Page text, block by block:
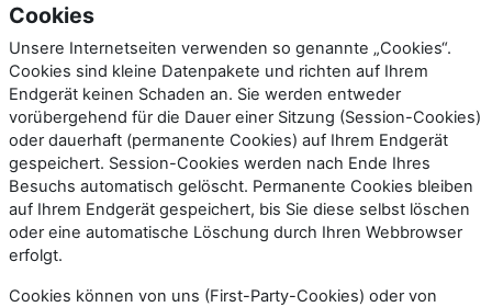
Cookies
Unsere Internetseiten verwenden so genannte „Cookies“.
Cookies sind kleine Datenpakete und richten auf Ihrem
Endgerät keinen Schaden an. Sie werden entweder
vorübergehend für die Dauer einer Sitzung (Session-Cookies)
oder dauerhaft (permanente Cookies) auf Ihrem Endgerät
gespeichert. Session-Cookies werden nach Ende Ihres
Besuchs automatisch gelöscht. Permanente Cookies bleiben
auf Ihrem Endgerät gespeichert, bis Sie diese selbst löschen
oder eine automatische Löschung durch Ihren Webbrowser
erfolgt.
Cookies können von uns (First-Party-Cookies) oder von